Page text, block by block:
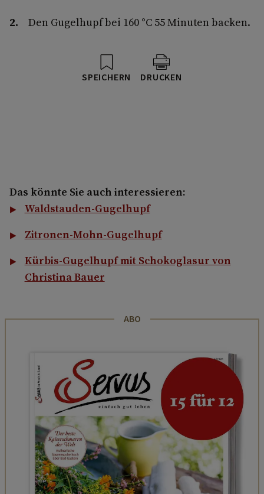
Den Gugelhupf bei 160 °C 55 Minuten backen.
SPEICHERN DRUCKEN
Das könnte Sie auch interessieren:
Waldstauden-Gugelhupf
Zitronen-Mohn-Gugelhupf
Kürbis-Gugelhupf mit Schokoglasur von
Christina Bauer
ABO